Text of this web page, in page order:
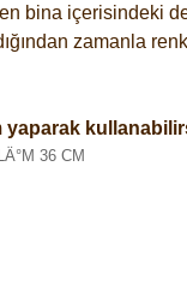
bina içerisindeki
zamanla
yaparak